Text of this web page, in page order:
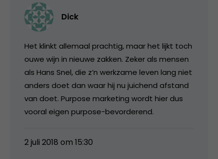
Dick
Het klinkt allemaal prachtig, maar het lijkt toch
ouwe wijn in nieuwe zakken. Zeker als mensen
als Hans Snel, die z’n werkzame leven lang niet
anders doet dan waar hij nu juichend afstand
van doet. Purpose marketing wordt hier dus
vooral eigen purpose-bevorderend.
2 juli 2018 om 15:30